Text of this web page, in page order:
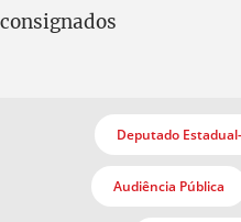
consignados
Deputado
Audiência Pública